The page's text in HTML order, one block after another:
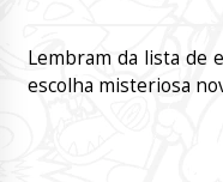
Lembram da lista de
escolha misteriosa